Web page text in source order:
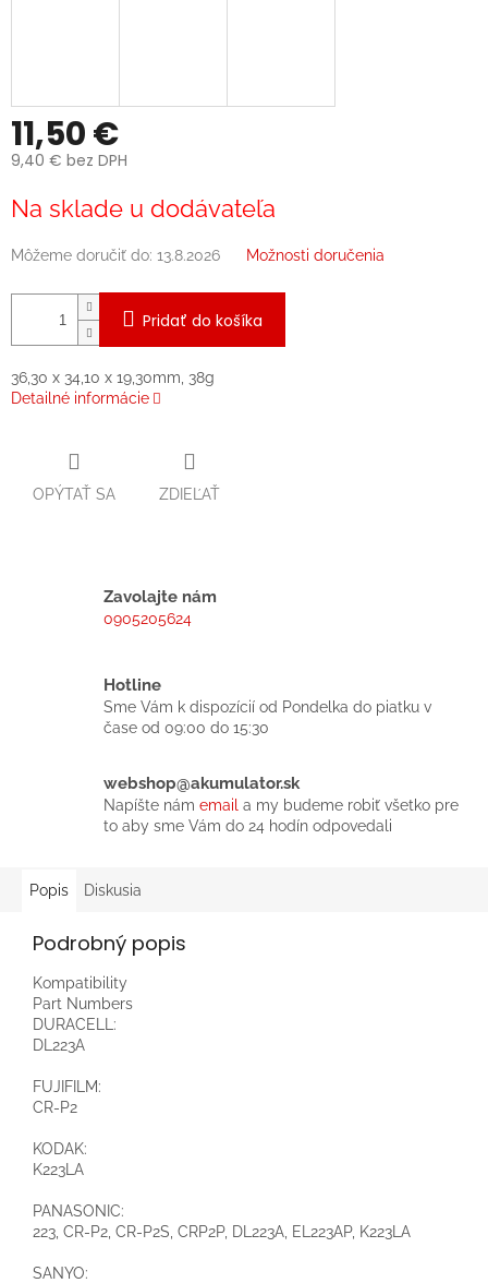
11,50 €
9,40 € bez DPH
cena:
Na sklade u dodávateľa
Môžeme doručiť do: 13.8.2026 Možnosti doručenia
Pridať do košíka
36,30 x 34,10 x 19,30mm, 38g
Detailné informácie
OPÝTAŤ SA ZDIEĽAŤ
Zavolajte nám
0905205624
Hotline
Sme Vám k dispozícií od Pondelka do piatku v
čase od 09:00 do 15:30
webshop@akumulator.sk
Napíšte nám email a my budeme robiť všetko pre
to aby sme Vám do 24 hodín odpovedali
Popis Diskusia
Podrobný popis
Kompatibility
Part Numbers
DURACELL:
DL223A
FUJIFILM:
CR-P2
KODAK:
K223LA
PANASONIC:
223, CR-P2, CR-P2S, CRP2P, DL223A, EL223AP, K223LA
SANYO: